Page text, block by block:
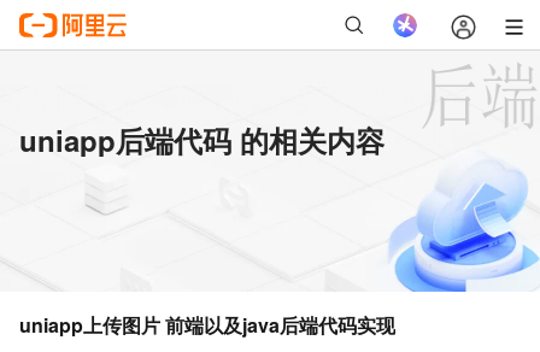
uniapp后端代码 的相关内容
uniapp上传图片 前端以及java后端代码实现